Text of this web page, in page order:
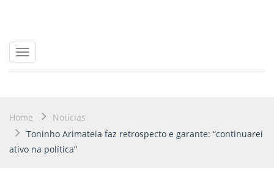
Toggle
navigation
Home
Notícias
Toninho Arimateia faz retrospecto e garante: “continuarei
ativo na política”